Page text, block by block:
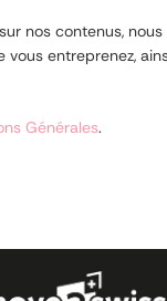
nos contenus,
entreprenez,
Générales.